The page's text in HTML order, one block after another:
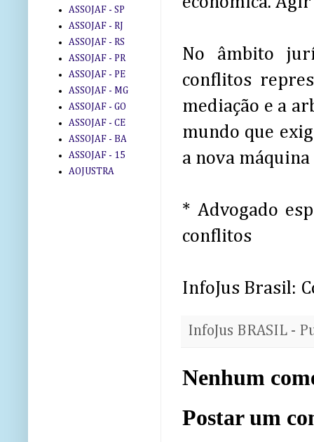
No âmbito
conflitos
mediação e a
mundo que
a nova
* Advogado
conflitos
InfoJus Brasil:
InfoJus BRASIL -
Nenhum
Postar um
ASSOJAF - SP
ASSOJAF - RJ
ASSOJAF - RS
ASSOJAF - PR
ASSOJAF - PE
ASSOJAF - MG
ASSOJAF - GO
ASSOJAF - CE
ASSOJAF - BA
ASSOJAF - 15
AOJUSTRA